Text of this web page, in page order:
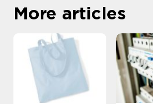
More articles